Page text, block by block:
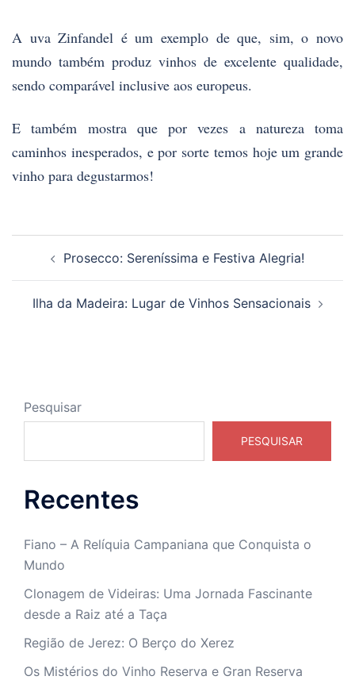
A uva Zinfandel é um exemplo de que, sim, o novo
mundo também produz vinhos de excelente qualidade,
sendo comparável inclusive aos europeus.
E também mostra que por vezes a natureza toma
caminhos inesperados, e por sorte temos hoje um grande
vinho para degustarmos!
Prosecco: Sereníssima e Festiva Alegria!
Ilha da Madeira: Lugar de Vinhos Sensacionais
Pesquisar
PESQUISAR
Recentes
Fiano – A Relíquia Campaniana que Conquista o
Mundo
Clonagem de Videiras: Uma Jornada Fascinante
desde a Raiz até a Taça
Região de Jerez: O Berço do Xerez
Os Mistérios do Vinho Reserva e Gran Reserva